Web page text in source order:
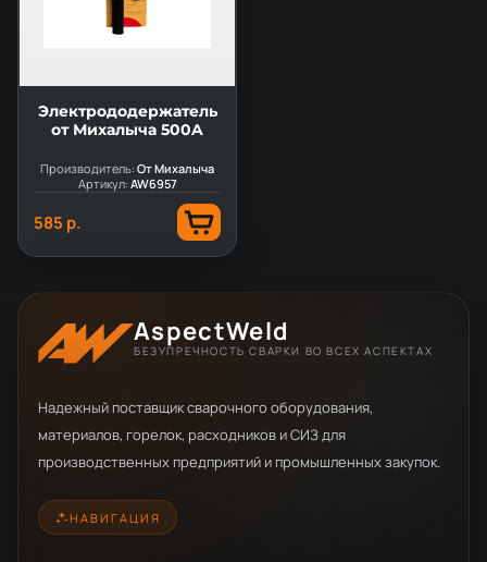
Электрододержатель
от Михалыча 500A
Производитель:От Михалыча
Артикул:AW6957
585 р.
AspectWeld
БЕЗУПРЕЧНОСТЬ СВАРКИ ВО ВСЕХ АСПЕКТАХ
Надежный поставщик сварочного оборудования,
материалов, горелок, расходников и СИЗ для
производственных предприятий и промышленных закупок.
НАВИГАЦИЯ